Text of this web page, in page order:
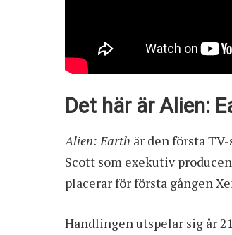
Det här är Alien:
Alien: Earth är den första
Scott som exekutiv
placerar för första gången
Handlingen utspelar sig år